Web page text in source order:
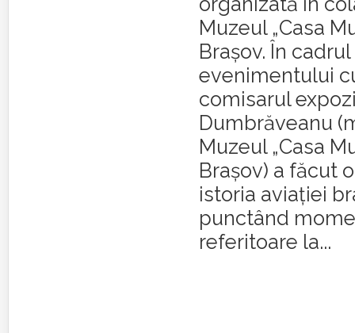
Muzeul „Casa
Brașov. În cadrul
evenimentului
comisarul
Dumbrăveanu
Muzeul „Casa
Brașov) a făcut
istoria aviației
punctând
referitoare la...